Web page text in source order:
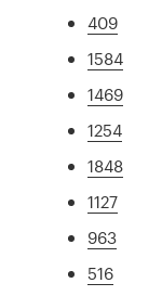
409
1584
1469
1254
1848
1127
963
516